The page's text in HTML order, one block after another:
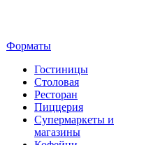
Форматы
Гостиницы
Столовая
Ресторан
Пиццерия
Супермаркеты и
магазины